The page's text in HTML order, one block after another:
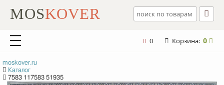
MOSKOVER
0 Корзина: 0
moskover.ru
Каталог
7583 117583 51935